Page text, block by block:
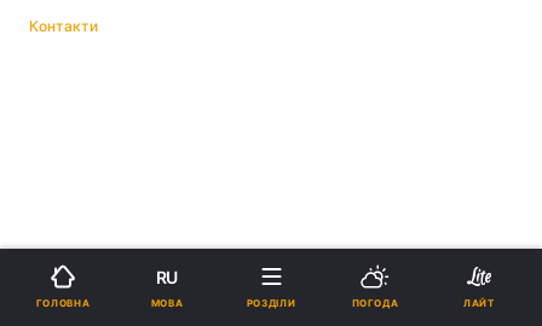
Контакти
ГОЛОВНА
RU
МОВА РОЗДІЛИ ПОГОДА ЛАЙТ